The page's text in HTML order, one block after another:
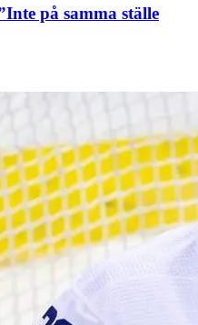
på samma ställe